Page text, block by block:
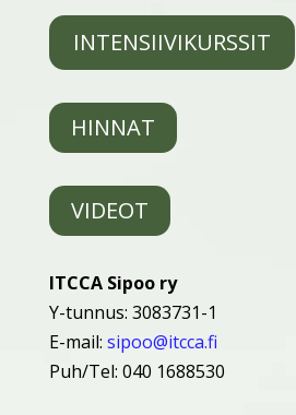
INTENSIIVIKURSSIT
HINNAT
VIDEOT
ITCCA Sipoo ry
Y-tunnus: 3083731-1
E-mail: sipoo@itcca.fi
Puh/Tel: 040 1688530